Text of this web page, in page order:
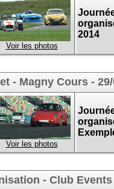
Voir les photos
2014
- Magny Cours -
Voir les photos
- Club